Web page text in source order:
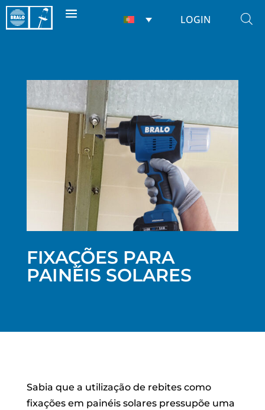
LOGIN
FIXAÇÕES PARA
PAINÉIS SOLARES
Sabia que a utilização de rebites como
fixações em painéis solares pressupõe uma